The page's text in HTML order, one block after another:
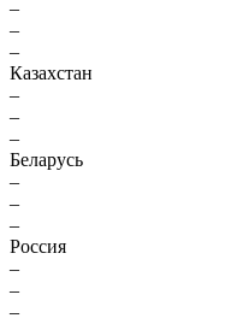
–
–
–
Казахстан
–
–
–
Беларусь
–
–
–
Россия
–
–
–